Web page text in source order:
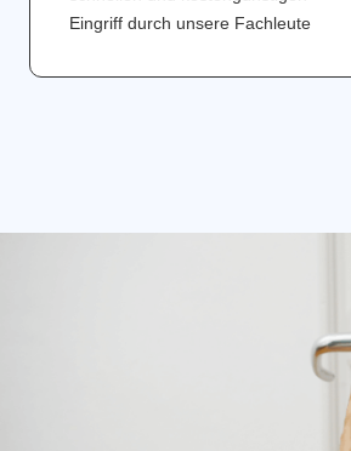
Eingriff durch unsere Fachleute